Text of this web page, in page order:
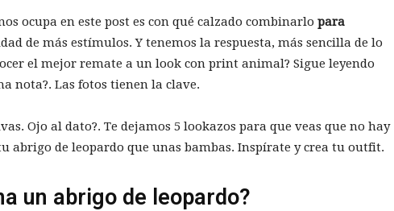
ocupa en este post es con qué calzado combinarlo para
de más estímulos. Y tenemos la respuesta, más sencilla de lo
el mejor remate a un look con print animal? Sigue leyendo
nota?. Las fotos tienen la clave.
Ojo al dato?. Te dejamos 5 lookazos para que veas que no hay
abrigo de leopardo que unas bambas. Inspírate y crea tu outfit.
un abrigo de leopardo?